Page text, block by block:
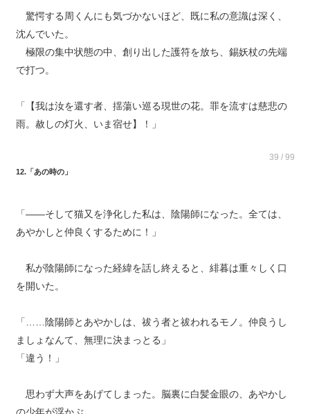
驚愕する周くんにも気づかないほど、既に私の意識は深く、
沈んでいた。
極限の集中状態の中、創り出した護符を放ち、錫妖杖の先端
で打つ。
「【我は汝を還す者、揺蕩い巡る現世の花。罪を流すは慈悲の
雨。赦しの灯火、いま宿せ】！」
39 / 99
12.「あの時の」
「――そして猫又を浄化した私は、陰陽師になった。全ては、
あやかしと仲良くするために！」
私が陰陽師になった経緯を話し終えると、緋暮は重々しく口
を開いた。
「……陰陽師とあやかしは、祓う者と祓われるモノ。仲良うし
ましょなんて、無理に決まっとる」
「違う！」
思わず大声をあげてしまった。脳裏に白髪金眼の、あやかし